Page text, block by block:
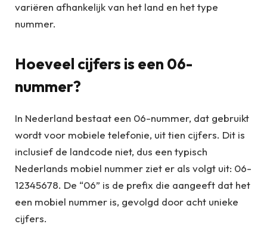
variëren afhankelijk van het land en het type
nummer.
Hoeveel cijfers is een 06-
nummer?
In Nederland bestaat een 06-nummer, dat gebruikt
wordt voor mobiele telefonie, uit tien cijfers. Dit is
inclusief de landcode niet, dus een typisch
Nederlands mobiel nummer ziet er als volgt uit: 06-
12345678. De “06” is de prefix die aangeeft dat het
een mobiel nummer is, gevolgd door acht unieke
cijfers.